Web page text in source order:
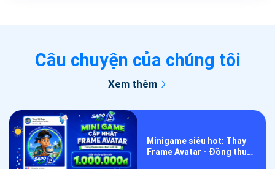
Câu chuyện của chúng tôi
Xem thêm
Minigame siêu hot: Thay
Frame Avatar - Đồng thuận